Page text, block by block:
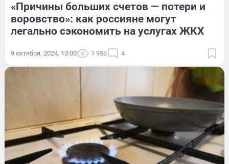
«Причины больших счетов — потери и
воровство»: как россияне могут
легально сэкономить на услугах ЖКХ
9 октября, 2024, 13:00 1 953 4